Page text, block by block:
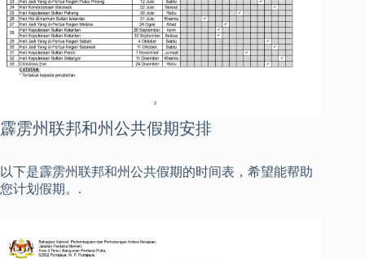
霹雳州联邦和州公共假期安排
以下是霹雳州联邦和州公共假期的时间表，希望能帮助
您计划假期。.